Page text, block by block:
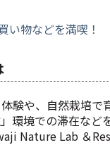
い物などを満喫！
験や、自然栽培
環境での滞在な
Nature Lab ＆